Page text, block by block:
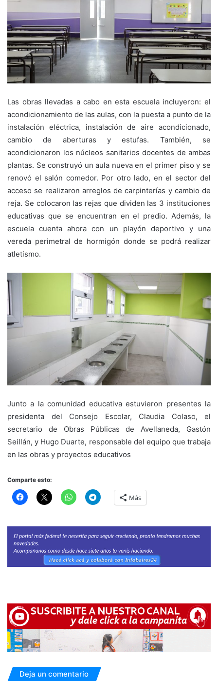
Las obras llevadas a cabo en esta escuela incluyeron: el
acondicionamiento de las aulas, con la puesta a punto de la
instalación eléctrica, instalación de aire acondicionado,
cambio de aberturas y estufas. También, se
acondicionaron los núcleos sanitarios docentes de ambas
plantas. Se construyó un aula nueva en el primer piso y se
renovó el salón comedor. Por otro lado, en el sector del
acceso se realizaron arreglos de carpinterías y cambio de
reja. Se colocaron las rejas que dividen las 3 instituciones
educativas que se encuentran en el predio. Además, la
escuela cuenta ahora con un playón deportivo y una
vereda perimetral de hormigón donde se podrá realizar
atletismo.
Junto a la comunidad educativa estuvieron presentes la
presidenta del Consejo Escolar, Claudia Colaso, el
secretario de Obras Públicas de Avellaneda, Gastón
Seillán, y Hugo Duarte, responsable del equipo que trabaja
en las obras y proyectos educativos
Comparte esto:
Más
Deja un comentario